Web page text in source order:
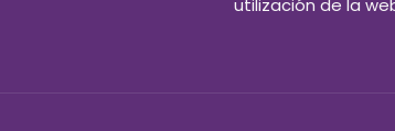
utilización de la